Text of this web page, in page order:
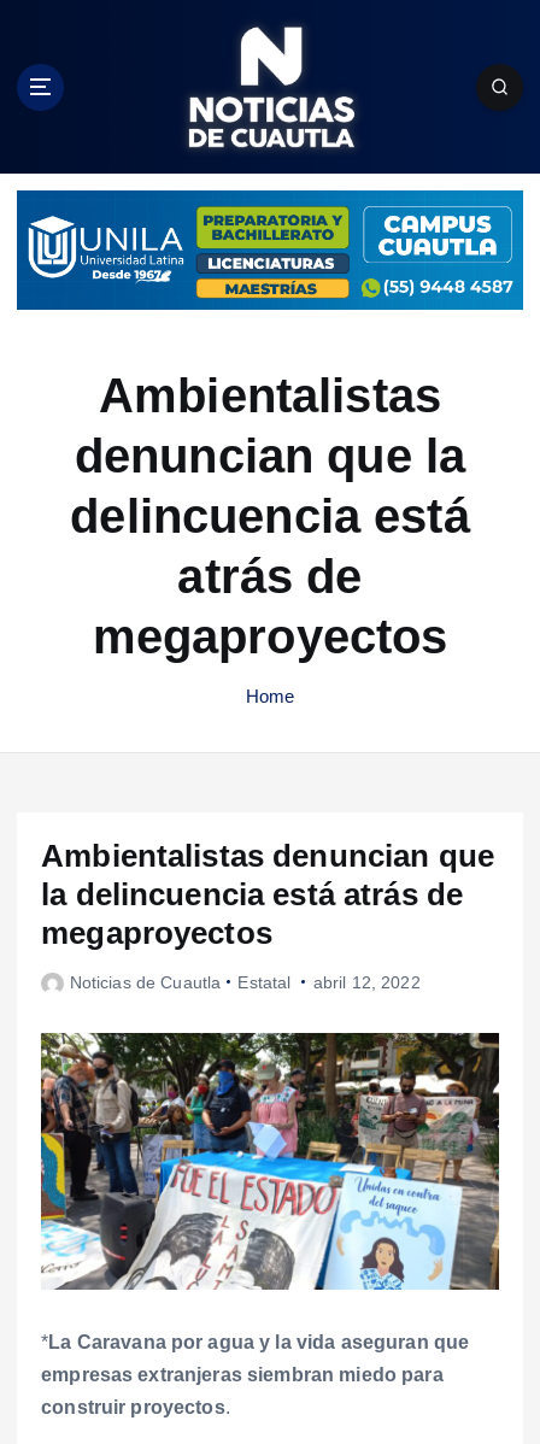
c
Ambientalistas
denuncian que la
delincuencia está
atrás de
megaproyectos
Home
Ambientalistas denuncian que
la delincuencia está atrás de
megaproyectos
Noticias de Cuautla Estatal abril 12, 2022
*La Caravana por agua y la vida aseguran que
empresas extranjeras siembran miedo para
construir proyectos.